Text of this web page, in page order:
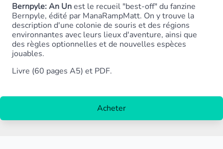
Bernpyle: An Unest le recueil "best-off" du fanzine
Bernpyle, édité par ManaRampMatt. On y trouve la
description d'une colonie de souris et des régions
environnantes avec leurs lieux d'aventure, ainsi que
des règles optionnelles et de nouvelles espèces
jouables.
Livre (60 pages A5) et PDF.
Acheter